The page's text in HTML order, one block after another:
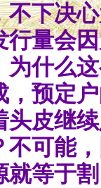
不下决
行量会
什么
，预定
头皮继
不可能
就等于